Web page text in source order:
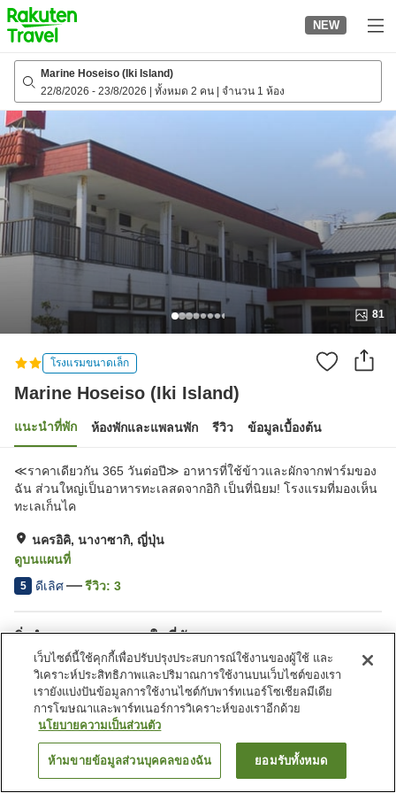
to
top
page
NEW
Marine Hoseiso (Iki Island)
22/8/2026 - 23/8/2026 ทั้งหมด 2 คน จำนวน 1 ห้อง
81
โรงแรมขนาดเล็ก
Marine Hoseiso (Iki Island)
แนะนำที่พัก ห้องพักและแพลนพัก รีวิว ข้อมูลเบื้องต้น
≪ราคาเดียวกัน 365 วันต่อปี≫ อาหารที่ใช้ข้าวและผักจากฟาร์มของ
ฉัน ส่วนใหญ่เป็นอาหารทะเลสดจากอิกิ เป็นที่นิยม! โรงแรมที่มองเห็น
ทะเลเก็นไค
นครอิคิ, นางาซากิ, ญี่ปุ่น
ดูบนแผนที่
5 ดีเลิศ รีวิว: 3
สิ่งอำนวยความสะดวกในที่พัก
ที่จอดรถ
ตู้จำหน่ายอัตโนมัติ
ปิงปอง
ห้องอาบน้ำใหญ่
หน้าแรก ญี่ปุ่น นางาซากิ
ค้นหาห้องพัก
เว็บไซต์นี้ใช้คุกกี้เพื่อปรับปรุงประสบการณ์ใช้งานของผู้ใช้ และ
วิเคราะห์ประสิทธิภาพและปริมาณการใช้งานบนเว็บไซต์ของเรา
เรายังแบ่งปันข้อมูลการใช้งานไซต์กับพาร์ทเนอร์โซเชียลมีเดีย
การโฆษณาและพาร์ทเนอร์การวิเคราะห์ของเราอีกด้วย
นโยบายความเป็นส่วนตัว
ห้ามขายข้อมูลส่วนบุคคลของฉัน ยอมรับทั้งหมด